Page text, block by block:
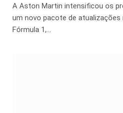
A Aston Martin intensificou os
um novo pacote de atualizações
Fórmula 1,…